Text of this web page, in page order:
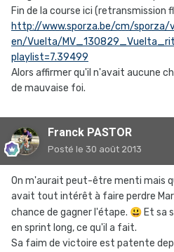
Fin de la course ici (retransmission
http://www.sporza.be/cm/sporza/
en/Vuelta/
playlist=7.39499
Alors affirmer qu'il n'avait aucune
de mauvaise foi.
Franck PASTOR
Posté le 30 août 2013
On m'aurait peut-être menti mais
avait tout intérêt à faire perdre
chance de gagner l'étape. 😃 Et sa
en sprint long, ce qu'il a fait.
Sa faim de victoire est patente